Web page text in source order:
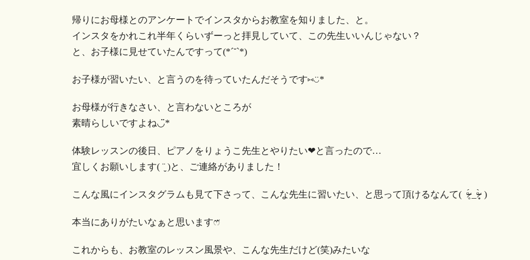
帰りにお母様とのアンケートでインスタからお教室を知りました、と。
インスタをかれこれ半年くらいずーっと拝見していて、この先生いいんじゃない？
と、お子様に見せていたんですって(*´˘`*)
お子様が習いたい、と言うのを待っていたんだそうです⑅︎◡̈︎*
お母様が行きなさい、と言わないところが
素晴らしいですよね◡̈︎*
体験レッスンの後日、ピアノをりょうこ先生とやりたい❤︎と言ったので…
宜しくお願いします( ¨̮ )と、ご連絡がありました！
こんな風にインスタグラムも見て下さって、こんな先生に習いたい、と思って頂けるなんて( ᵒ̴̶̷̥́ _ᵒ̴̶̷̣̥̀ )
本当にありがたいなぁと思いますෆ̈
これからも、お教室のレッスン風景や、こんな先生だけど(笑)みたいな